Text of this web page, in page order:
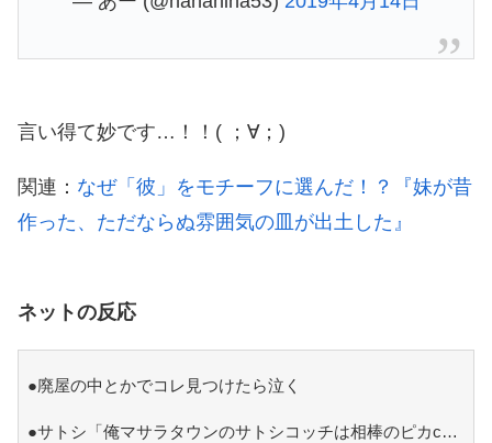
言い得て妙です…！！( ；∀；)
関連： なぜ「彼」をモチーフに選んだ！？『妹が昔
作った、ただならぬ雰囲気の皿が出土した』
ネットの反応
●廃屋の中とかでコレ見つけたら泣く
●サトシ「俺マサラタウンのサトシコッチは相棒のピカc…